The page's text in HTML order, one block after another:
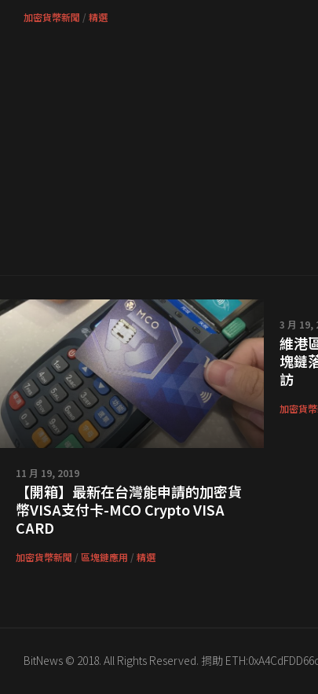
加密貨幣新聞 / 精選
11 月 19, 2019
【開箱】最新在台灣能申請的加密貨
幣VISA支付卡-MCO Crypto VISA
CARD
加密貨幣新聞 / 區塊鏈應用 / 精選
3 月 19,
維港
塊鏈
訪
加密貨
BitNews © 2018. All Rights Reserved. 捐助